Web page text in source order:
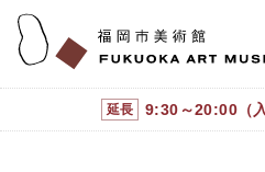
延長 9:30～20:00（